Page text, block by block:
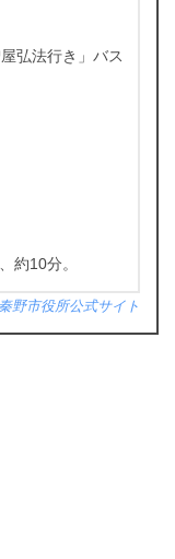
弘法行き」バス
約10分。
秦野市役所公式サイト